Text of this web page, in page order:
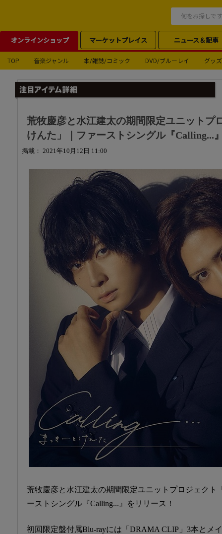
オンラインショップ マーケットプレイス ニュース＆記事
TOP 音楽ジャンル 本/雑誌/コミック DVD/ブルーレイ グッズ
荒牧慶彦と水江建太の期間限定ユニットプ
けんた」｜ファーストシングル『Calling...
掲載： 2021年10月12日 11:00
荒牧慶彦と水江建太の期間限定ユニットプロジェクト
ーストシングル『Calling...』をリリース！
初回限定盤付属Blu-rayには「DRAMA CLIP」3本とメ